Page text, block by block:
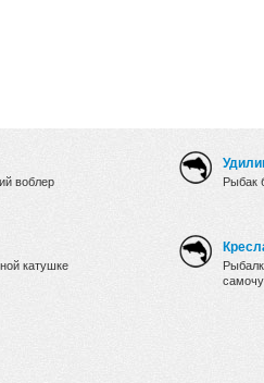
воблер
катушке
Рыбак